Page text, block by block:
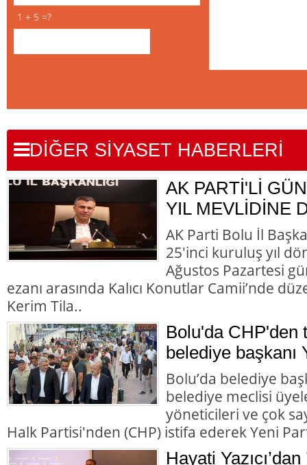
1 + 5 =?
DİĞER SİYASET HABERLERİ
AK PARTİ'Lİ
YIL MEVLİDİNE
AK Parti Bolu İl
25'inci kuruluş yıl
Ağustos Pazartesi
ezanı arasında Kalıcı Konutlar Camii’nde
Kerim Tila..
Bolu'da CHP'den
belediye başkanı
Bolu’da belediye
belediye meclisi
yöneticileri ve çok
Halk Partisi'nden (CHP) istifa ederek Yeni
Hayati